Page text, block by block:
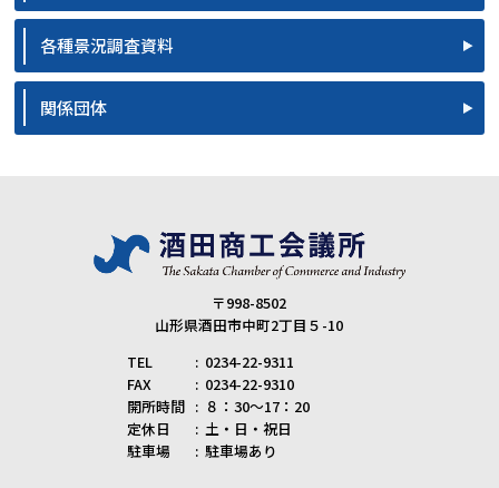
各種景況調査資料
関係団体
〒998-8502
山形県酒田市中町2丁目５-10
TEL
0234-22-9311
FAX
0234-22-9310
開所時間
８：30～17：20
定休日
土・日・祝日
駐車場
駐車場あり